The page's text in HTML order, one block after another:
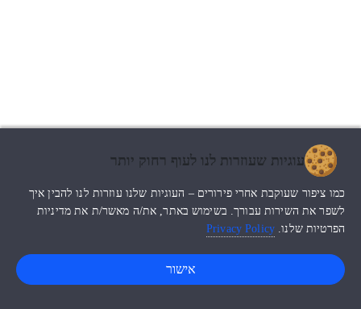
עוגיות שעוזרות לנו לעוף רחוק יותר
כמו ציפור שעוקבת אחרי פירורים – העוגיות שלנו עוזרות לנו להבין איך
לשפר את השירות עבורך. בשימוש באתר, את/ה מאשר/ת את מדיניות
הפרטיות שלנו. Privacy Policy
אישור